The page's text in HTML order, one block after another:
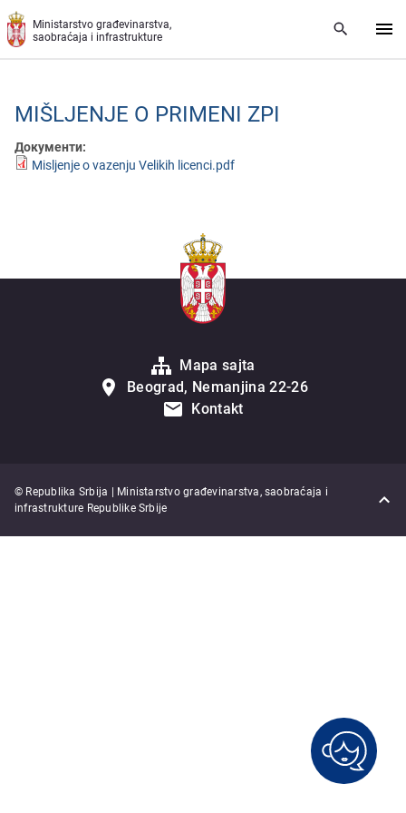
Preskoči na glavni deo sadržaja
Ministarstvo građevinarstva,
saobraćaja i infrastrukture
MIŠLJЕNJЕ O PRIMЕNI ZPI
Документи:
Misljenje o vazenju Velikih licenci.pdf
Mapa sajta
Beograd, Nemanjina 22-26
Kontakt
© Republika Srbija | Ministarstvo građevinarstva, saobraćaja i
infrastrukture Republike Srbije